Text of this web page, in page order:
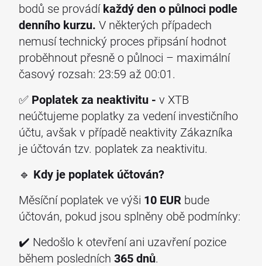
bodů se provádíkaždý den o půlnoci podle
denního kurzu. V některých případech
nemusí technický proces připsání hodnot
proběhnout přesně o půlnoci – maximální
časový rozsah: 23:59 až 00:01.
✅ Poplatek za neaktivitu - v XTB
neúčtujeme poplatky za vedení investičního
účtu, avšak v případě neaktivity Zákazníka
je účtován tzv. poplatek za neaktivitu.
🔹 Kdy je poplatek účtován?
Měsíční poplatek ve výši 10 EUR bude
účtován, pokud jsou splněny obě podmínky:
✔️ Nedošlo k otevření ani uzavření pozice
během posledních 365 dnů.